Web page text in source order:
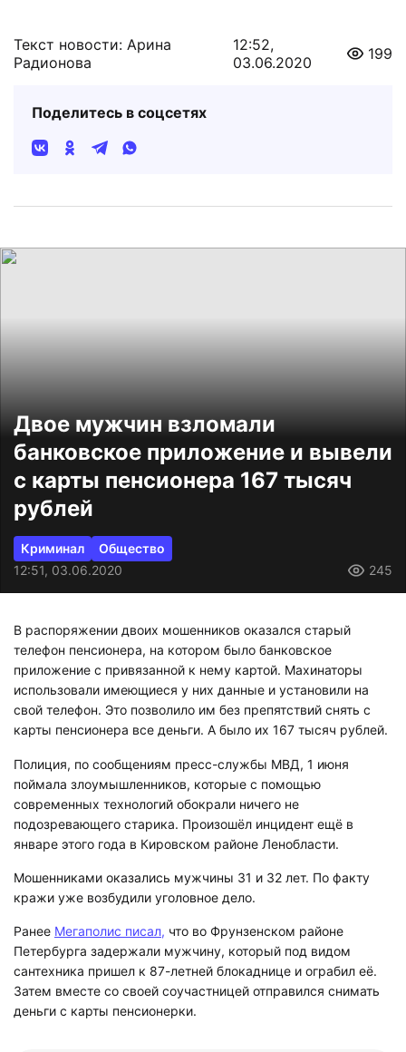
Текст новости: Арина
Радионова
12:52,
03.06.2020
199
Поделитесь в соцсетях
Двое мужчин взломали
банковское приложение и вывели
с карты пенсионера 167 тысяч
рублей
Криминал
Общество
12:51, 03.06.2020
245
В распоряжении двоих мошенников оказался старый
телефон пенсионера, на котором было банковское
приложение с привязанной к нему картой. Махинаторы
использовали имеющиеся у них данные и установили на
свой телефон. Это позволило им без препятствий снять с
карты пенсионера все деньги. А было их 167 тысяч рублей.
Полиция, по сообщениям пресс-службы МВД, 1 июня
поймала злоумышленников, которые с помощью
современных технологий обокрали ничего не
подозревающего старика. Произошёл инцидент ещё в
январе этого года в Кировском районе Ленобласти.
Мошенниками оказались мужчины 31 и 32 лет. По факту
кражи уже возбудили уголовное дело.
Ранее Мегаполис писал, что во Фрунзенском районе
Петербурга задержали мужчину, который под видом
сантехника пришел к 87-летней блокаднице и ограбил её.
Затем вместе со своей соучастницей отправился снимать
деньги с карты пенсионерки.